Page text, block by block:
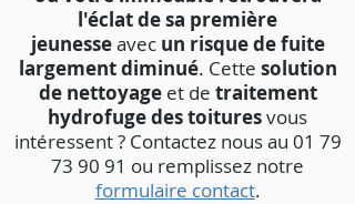
l'éclat de sa première
jeunesseavec un risque de fuite
largement diminué. Cette solution
de nettoyageet de traitement
hydrofuge des toituresvous
intéressent ? Contactez nous au 01 79
73 90 91 ou remplissez notre
formulaire contact.